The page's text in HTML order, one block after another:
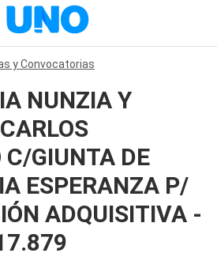
y Convocatorias
NUNZIA Y
C/GIUNTA DE
ESPERANZA P/
ADQUISITIVA -